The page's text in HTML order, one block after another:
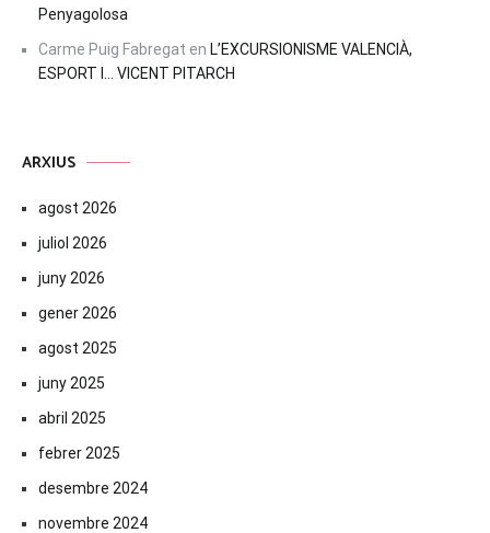
Penyagolosa
Carme Puig Fabregat en L’EXCURSIONISME VALENCIÀ,
ESPORT I… VICENT PITARCH
ARXIUS
agost 2026
juliol 2026
juny 2026
gener 2026
agost 2025
juny 2025
abril 2025
febrer 2025
desembre 2024
novembre 2024